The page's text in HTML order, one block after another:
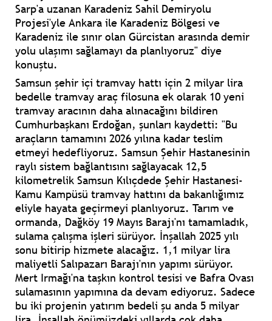
Sarp'a uzanan Karadeniz Sahil Demiryolu
Projesi'yle Ankara ile Karadeniz Bölgesi ve
Karadeniz ile sınır olan Gürcistan arasında demir
yolu ulaşımı sağlamayı da planlıyoruz" diye
konuştu.
Samsun şehir içi tramvay hattı için 2 milyar lira
bedelle tramvay araç filosuna ek olarak 10 yeni
tramvay aracının daha alınacağını bildiren
Cumhurbaşkanı Erdoğan, şunları kaydetti: "Bu
araçların tamamını 2026 yılına kadar teslim
etmeyi hedefliyoruz. Samsun Şehir Hastanesinin
raylı sistem bağlantısını sağlayacak 12,5
kilometrelik Samsun Kılıçdede Şehir Hastanesi-
Kamu Kampüsü tramvay hattını da bakanlığımız
eliyle hayata geçirmeyi planlıyoruz. Tarım ve
ormanda, Dağköy 19 Mayıs Barajı'nı tamamladık,
sulama çalışma işleri sürüyor. İnşallah 2025 yılı
sonu bitirip hizmete alacağız. 1,1 milyar lira
maliyetli Salıpazarı Barajı'nın yapımı sürüyor.
Mert Irmağı'na taşkın kontrol tesisi ve Bafra Ovası
sulamasının yapımına da devam ediyoruz. Sadece
bu iki projenin yatırım bedeli şu anda 5 milyar